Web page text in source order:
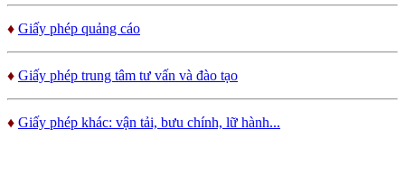
♦ Giấy phép quảng cáo
♦ Giấy phép trung tâm tư vấn và đào tạo
♦ Giấy phép khác: vận tải, bưu chính, lữ hành...